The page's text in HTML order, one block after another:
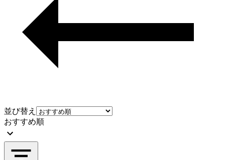
並び替え
おすすめ順